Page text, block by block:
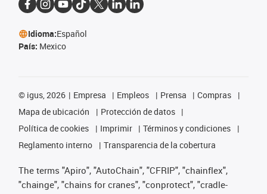
Idioma:Español
País: Mexico
© igus, 2026 Empresa Empleos Prensa
Compras
Mapa de ubicación
Protección de datos
Política de cookies
Imprimir
Términos y condiciones
Reglamento interno
Transparencia de la cobertura
The terms "Apiro", "AutoChain", "CFRIP", "chainflex",
"chainge", "chains for cranes", "conprotect", "cradle-